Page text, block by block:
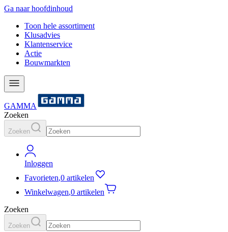
Ga naar hoofdinhoud
Toon hele assortiment
Klusadvies
Klantenservice
Actie
Bouwmarkten
GAMMA
Zoeken
Zoeken
Inloggen
Favorieten,0 artikelen
Winkelwagen,0 artikelen
Zoeken
Zoeken